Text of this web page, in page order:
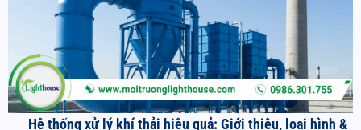
Hệ thống xử lý khí thải hiệu quả: Giới thiệu, loại hình &